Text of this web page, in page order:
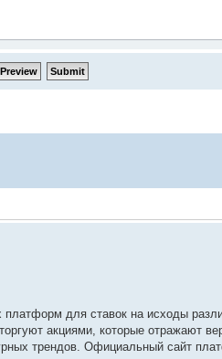
для ставок на исходы
акциями, которые отражают
трендов. Официальный сайт